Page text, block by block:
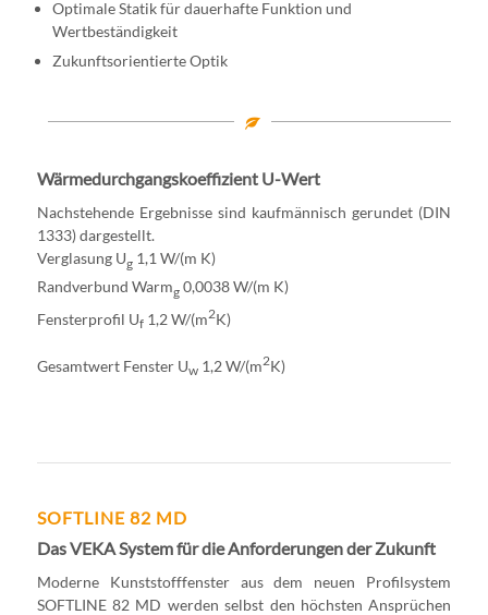
Optimale Statik für dauerhafte Funktion und
Wertbeständigkeit
Zukunftsorientierte Optik
Wärmedurchgangskoeffizient U-Wert
Nachstehende Ergebnisse sind kaufmännisch gerundet (DIN
1333) dargestellt.
Verglasung Ug1,1 W/(m K)
Randverbund Warmg0,0038 W/(m K)
Fensterprofil Uf1,2 W/(m2K)
Gesamtwert Fenster Uw1,2 W/(m2K)
SOFTLINE 82 MD
Das VEKA System für die Anforderungen der Zukunft
Moderne Kunststofffenster aus dem neuen Profilsystem
SOFTLINE 82 MD werden selbst den höchsten Ansprüchen